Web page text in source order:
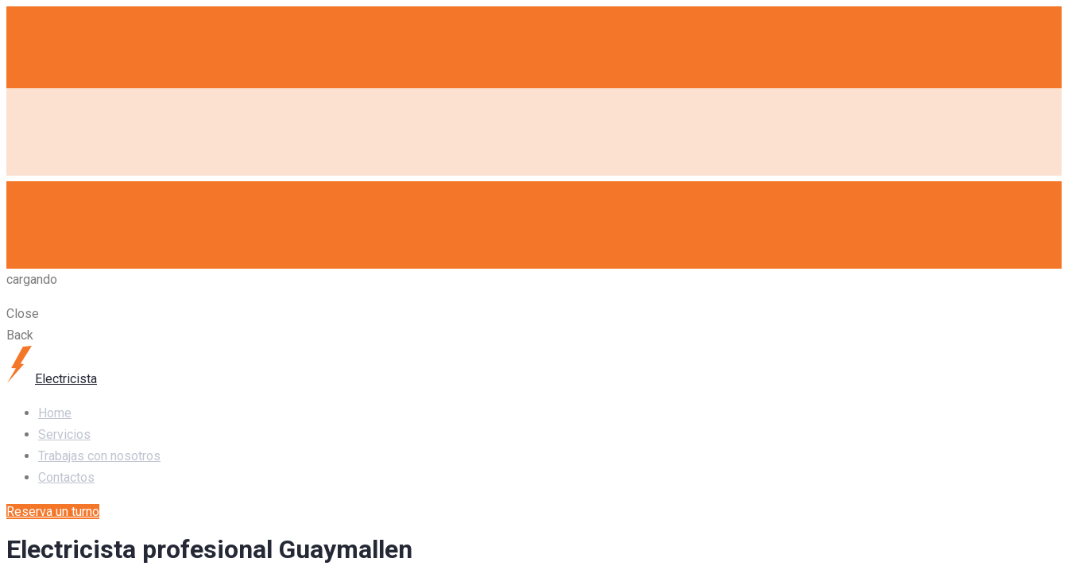
cargando
Close
Back
Electricista
Home
Servicios
Trabajas con nosotros
Contactos
Reserva un turno
Electricista profesional Guaymallen